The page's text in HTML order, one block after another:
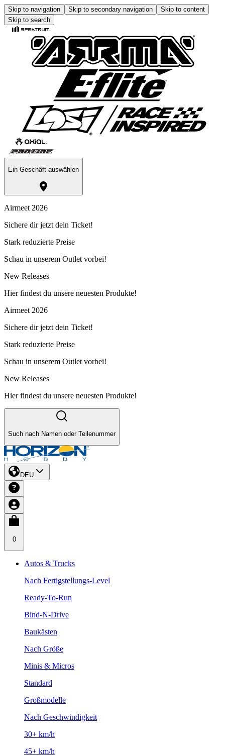
Skip to navigation Skip to secondary navigation
Skip to content
Skip to search
Ein Geschäft auswählen
Airmeet 2026
Sichere dir jetzt dein Ticket!
Stark reduzierte Preise
Schau in unserem Outlet vorbei!
New Releases
Hier findest du unsere neuesten Produkte!
Airmeet 2026
Sichere dir jetzt dein Ticket!
Stark reduzierte Preise
Schau in unserem Outlet vorbei!
New Releases
Hier findest du unsere neuesten Produkte!
Such nach Namen oder Teilenummer
DEU
0
Autos & Trucks
Nach Fertigstellungs-Level
Ready-To-Run
Bind-N-Drive
Baukästen
Nach Größe
Minis & Micros
Standard
Großmodelle
Nach Geschwindigkeit
30+ km/h
45+ km/h